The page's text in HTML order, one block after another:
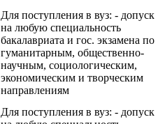
Для поступления в вуз: - допуск
на любую специальность
бакалавриата и гос. экзамена по
гуманитарным, общественно-
научным, социологическим,
экономическим и творческим
направлениям
Для поступления в вуз: - допуск